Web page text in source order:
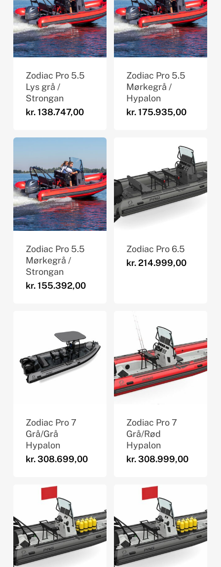
Zodiac Pro 5.5
Lys grå /
Strongan
kr.138.747,00
Zodiac Pro 5.5
Mørkegrå /
Hypalon
kr.175.935,00
Zodiac Pro 5.5
Mørkegrå /
Strongan
kr.155.392,00
Zodiac Pro 6.5
kr.214.999,00
Zodiac Pro 7
Grå/Grå
Hypalon
kr.308.699,00
Zodiac Pro 7
Grå/Rød
Hypalon
kr.308.999,00